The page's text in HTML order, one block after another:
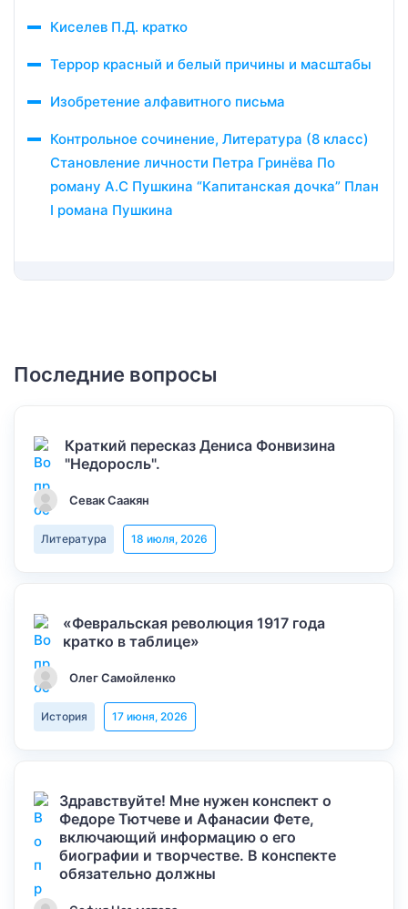
Киселев П.Д. кратко
Террор красный и белый причины и масштабы
Изобретение алфавитного письма
Контрольное сочинение, Литература (8 класс)
Становление личности Петра Гринёва По
роману А.С Пушкина “Капитанская дочка” План
I романа Пушкина
Последние вопросы
Краткий пересказ Дениса Фонвизина
"Недоросль".
Севак Саакян
Литература 18 июля, 2026
«Февральская революция 1917 года
кратко в таблице»
Олег Самойленко
История 17 июня, 2026
Здравствуйте! Мне нужен конспект о
Федоре Тютчеве и Афанасии Фете,
включающий информацию о его
биографии и творчестве. В конспекте
обязательно должны